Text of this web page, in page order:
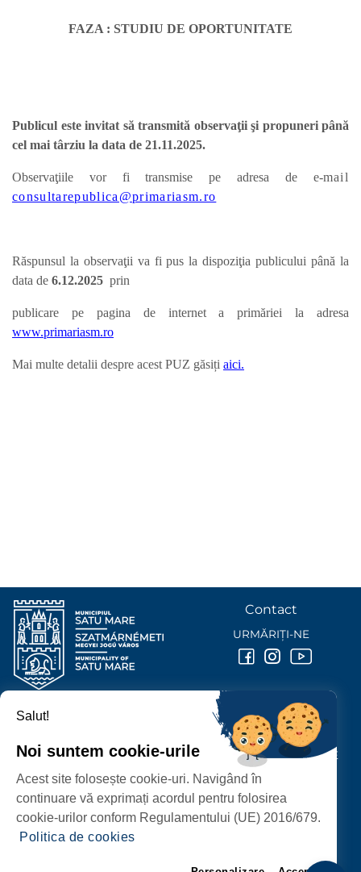
FAZA : STUDIU DE OPORTUNITATE
Publicul este invitat să transmită observaţii şi propuneri până
cel mai târziu la data de 21.11.2025.
Observaţiile vor fi transmise pe adresa de e-mail
consultarepublica@primariasm.ro
Răspunsul la observaţii va fi pus la dispoziţia publicului până la
data de 6.12.2025 prin
publicare pe pagina de internet a primăriei la adresa
www.primariasm.ro
Mai multe detalii despre acest PUZ găsiți aici.
PROTECȚIA DATELOR PERSONALE
PRIMĂRIA MUNICIPIULUI
P-ȚA 25 OCTOMBRIE, NR. 1 CORP M, 440026 SATU MARE
Contact
URMĂRIȚI-NE
Salut!
Noi suntem cookie-urile
Acest site folosește cookie-uri. Navigând în
continuare vă exprimați acordul pentru folosirea
cookie-urilor conform Regulamentului (UE) 2016/679.
Politica de cookies